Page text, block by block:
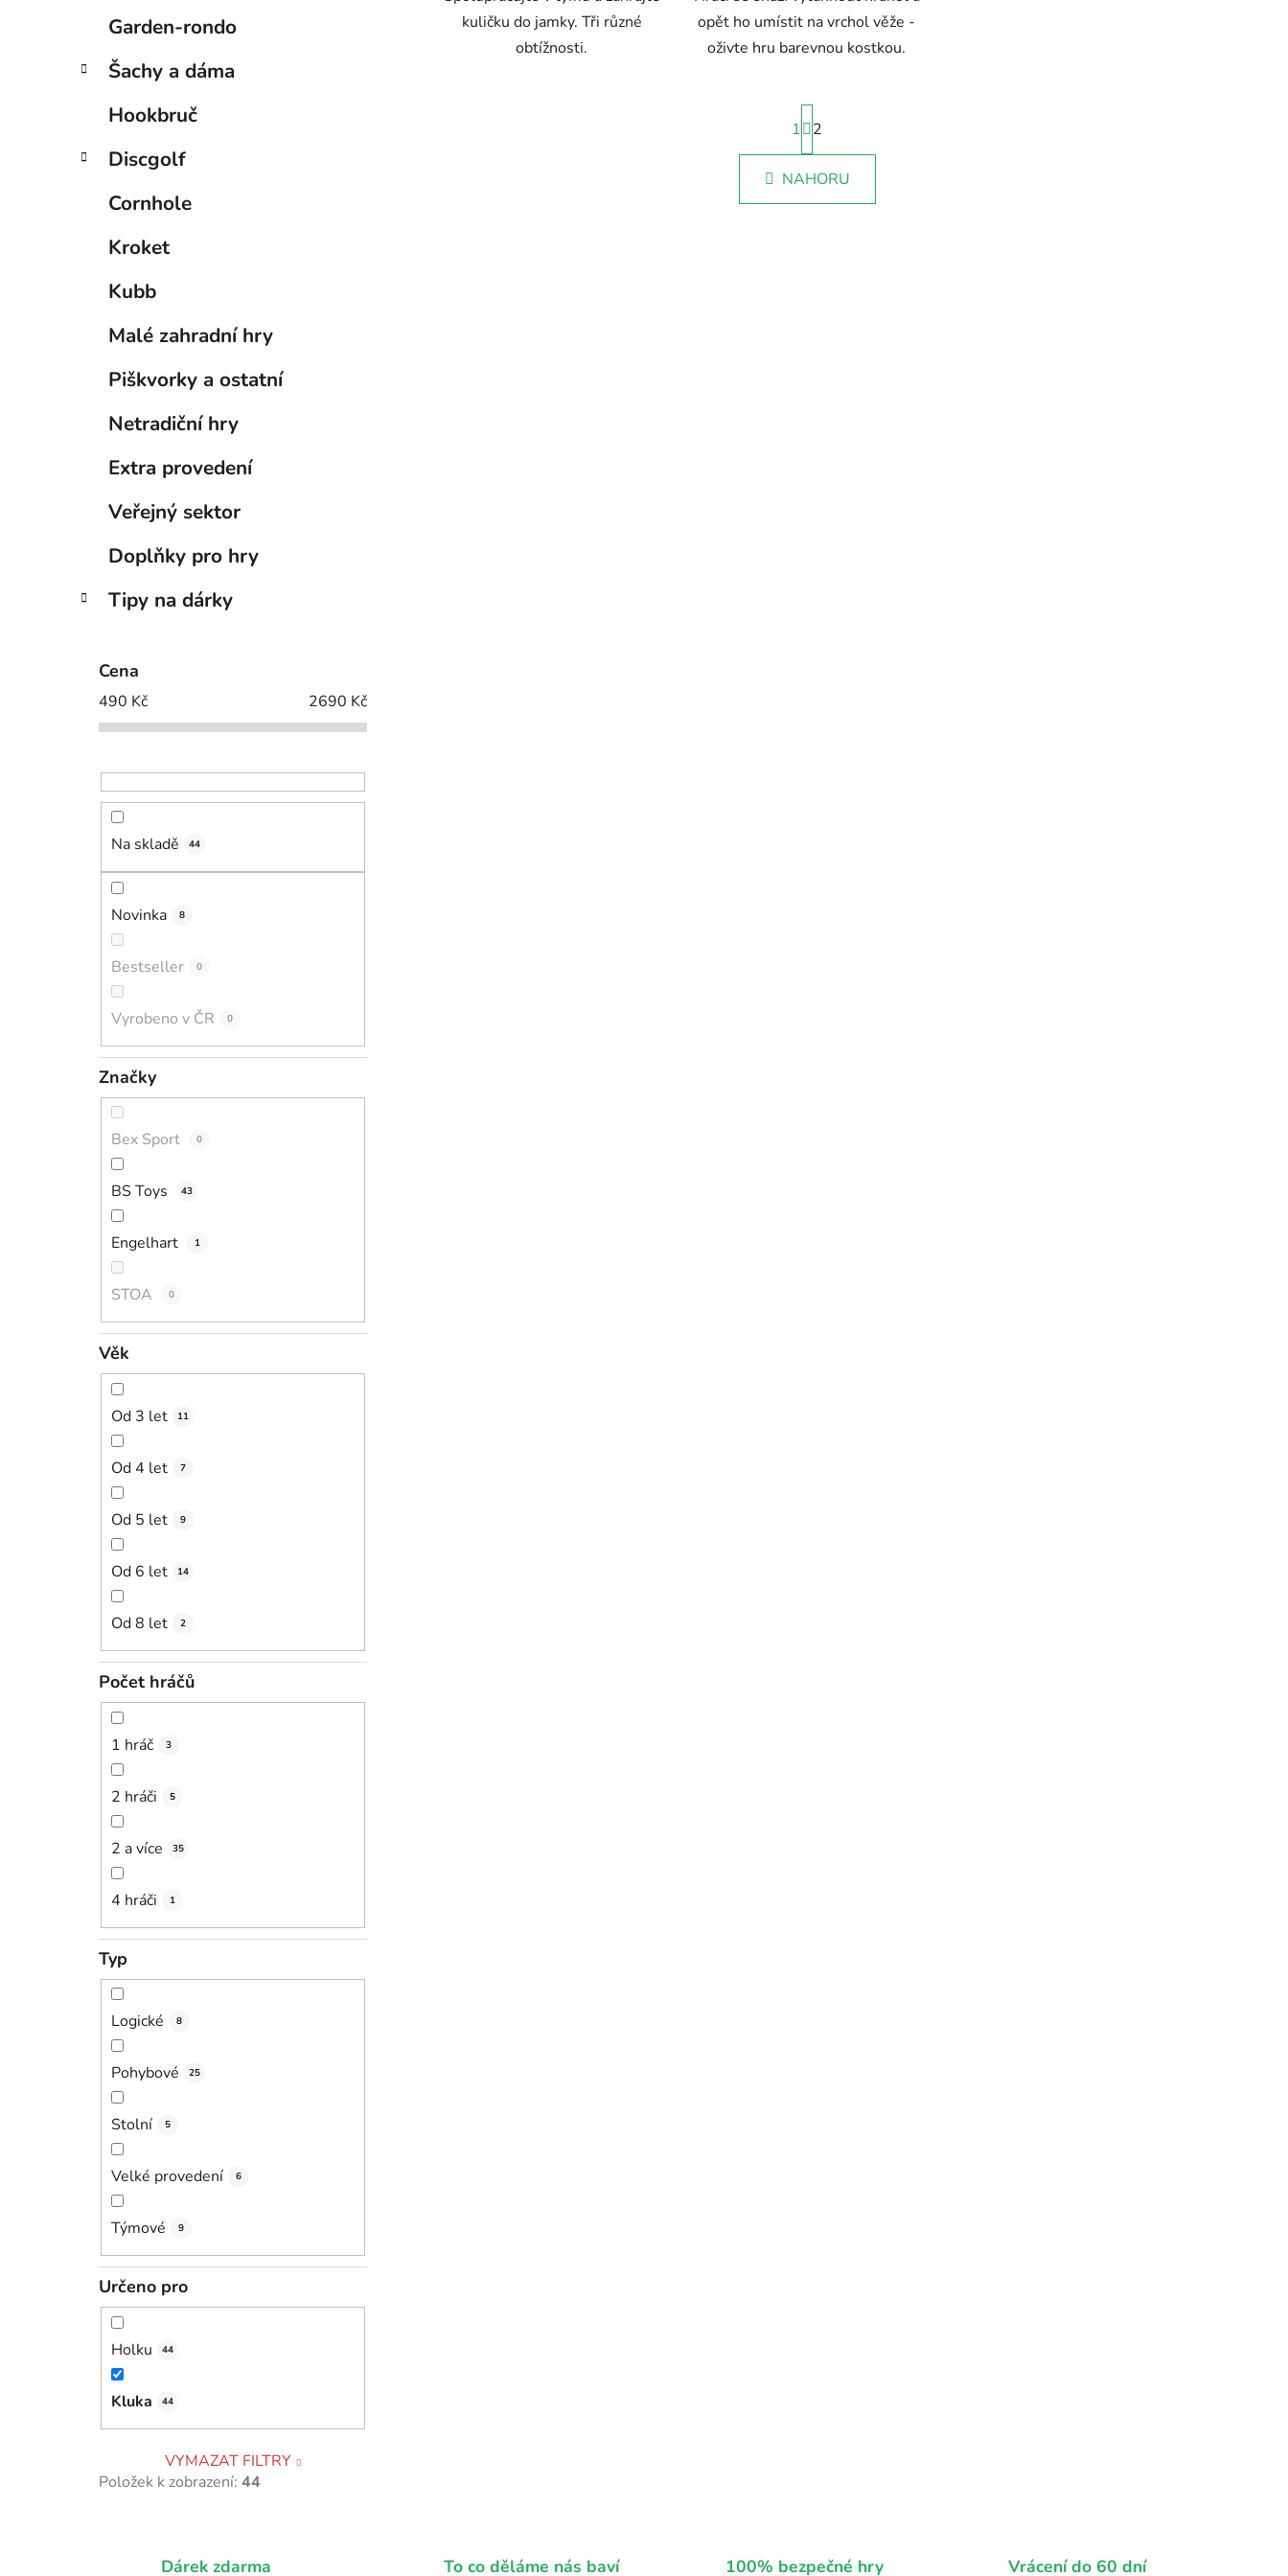
Garden-rondo
Šachy a dáma
Hookbruč
Discgolf
Cornhole
Kroket
Kubb
Malé zahradní hry
Piškvorky a ostatní
Netradiční hry
Extra provedení
Veřejný sektor
Doplňky pro hry
Tipy na dárky
Cena
490 Kč 2690 Kč
Na skladě 44
Novinka 8
Bestseller 0
Vyrobeno v ČR 0
Značky
Bex Sport 0
BS Toys 43
Engelhart 1
STOA 0
Věk
Od 3 let 11
Od 4 let 7
Od 5 let 9
Od 6 let 14
Od 8 let 2
Počet hráčů
1 hráč 3
2 hráči 5
2 a více 35
4 hráči 1
Typ
Logické 8
Pohybové 25
Stolní 5
Velké provedení 6
Týmové 9
Určeno pro
Holku 44
Kluka 44
VYMAZAT FILTRY
Položek k zobrazení: 44
kuličku do jamky. Tři různé
obtížnosti.
opět ho umístit na vrchol věže -
oživte hru barevnou kostkou.
O
v
l
S
t
r
á
n
k
1 2
NAHORU
Dárek zdarma To co děláme nás baví 100% bezpečné hry Vrácení do 60 dní